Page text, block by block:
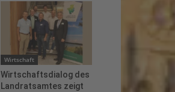
Wirtschaft
Wirtschaftsdialog des
Landratsamtes zeigt